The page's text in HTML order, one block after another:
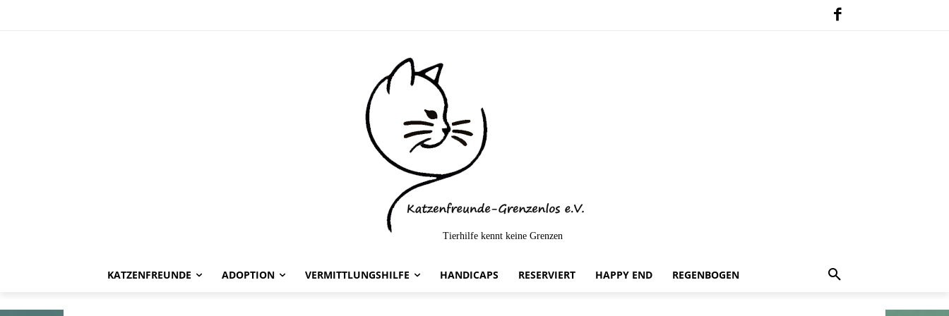
Tierhilfe kennt keine Grenzen
KATZENFREUNDE ADOPTION VERMITTLUNGSHILFE HANDICAPS RESERVIERT HAPPY END REGENBOGEN
Aladin -vermittelt-